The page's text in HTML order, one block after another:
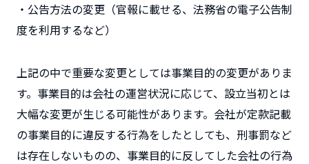
・公告方法の変更（官報に載せる、法務省の電子公告制
度を利用するなど）
上記の中で重要な変更としては事業目的の変更がありま
す。事業目的は会社の運営状況に応じて、設立当初とは
大幅な変更が生じる可能性があります。会社が定款記載
の事業目的に違反する行為をしたとしても、刑事罰など
は存在しないものの、事業目的に反してした会社の行為